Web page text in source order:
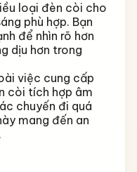
loại đèn còi cho
phù hợp. Bạn
để nhìn rõ hơn
dịu hơn trong
việc cung cấp
còi tích hợp âm
chuyến đi quá
mang đến an